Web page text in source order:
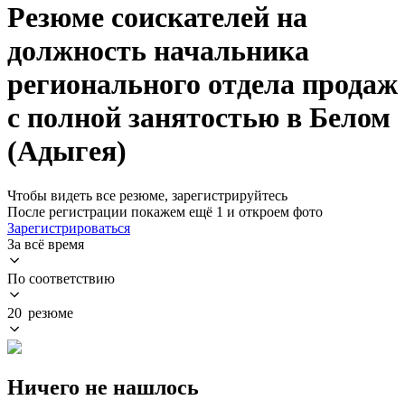
Резюме соискателей на
должность начальника
регионального отдела продаж
с полной занятостью в Белом
(Адыгея)
Чтобы видеть все резюме, зарегистрируйтесь
После регистрации покажем ещё 1 и откроем фото
Зарегистрироваться
За всё время
По соответствию
20 резюме
Ничего не нашлось